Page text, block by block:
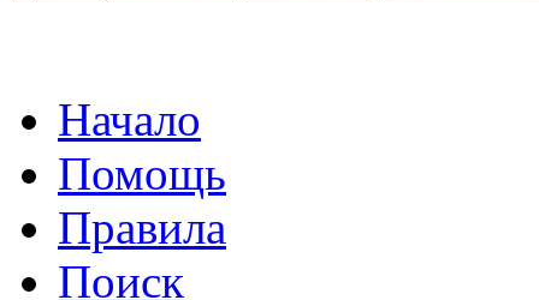
Начало
Помощь
Правила
Поиск